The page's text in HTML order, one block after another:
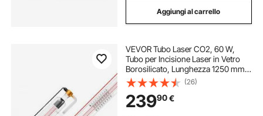
Aggiungi al carrello
VEVOR Tubo Laser CO2, 60 W,
Tubo per Incisione Laser in Vetro
Borosilicato, Lunghezza 1250 mm,
Diametro Esterno 80 mm, con
Testa in Metallo, Fili Precollegati,
per Macchina Taglio e Incisione
Laser
(26)
23990€